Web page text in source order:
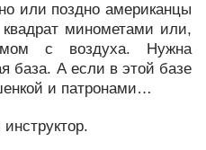
или поздно американцы
минометами или,
с воздуха. Нужна
база. А если в этой базе
и патронами…